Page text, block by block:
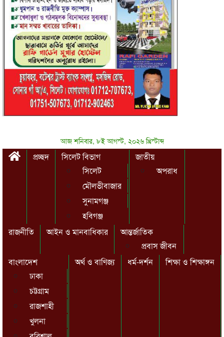
আজ শনিবার, ৮ই আগস্ট, ২০২৬ খ্রিস্টাব্দ
প্রচ্ছদ
সিলেট বিভাগ
সিলেট
মৌলভীবাজার
সুনামগঞ্জ
হবিগঞ্জ
জাতীয়
অপরাধ
রাজনীতি আইন ও মানবাধিকার
আন্তর্জাতিক
প্রবাস জীবন
বাংলাদেশ
ঢাকা
চট্টগ্রাম
রাজশাহী
খুলনা
অর্থ ও বাণিজ্য ধর্ম-দর্শন শিক্ষা ও শিক্ষাঙ্গন